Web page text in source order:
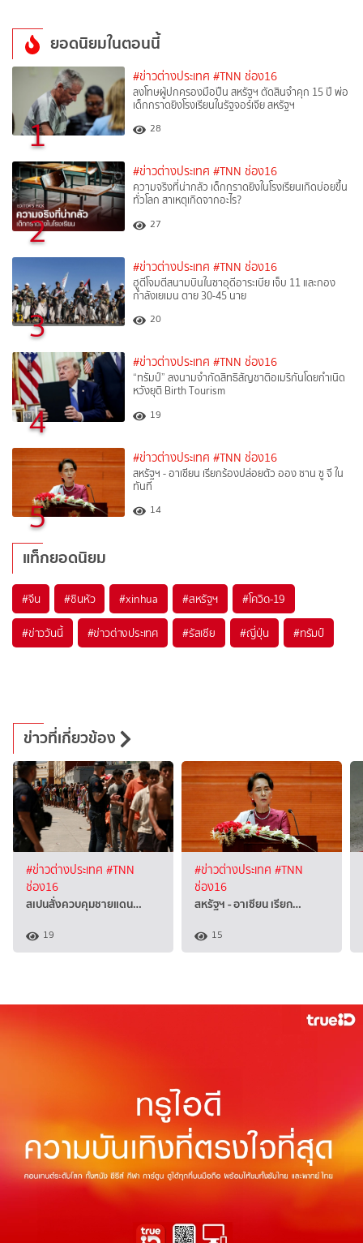
ยอดนิยมในตอนนี้
1
#ข่าวต่างประเทศ #TNN ช่อง16
ลงโทษผู้ปกครองมือปืน สหรัฐฯ ตัดสินจำคุก 15 ปี พ่อ
เด็กกราดยิงโรงเรียนในรัฐจอร์เจีย สหรัฐฯ
28
2
#ข่าวต่างประเทศ #TNN ช่อง16
ความจริงที่น่ากลัว เด็กกราดยิงในโรงเรียนเกิดบ่อยขึ้น
ทั่วโลก สาเหตุเกิดจากอะไร?
27
3
#ข่าวต่างประเทศ #TNN ช่อง16
ฮูตีโจมตีสนามบินในซาอุดีอาระเบีย เจ็บ 11 และกอง
กำลังเยเมน ตาย 30-45 นาย
20
4
#ข่าวต่างประเทศ #TNN ช่อง16
“ทรัมป์” ลงนามจำกัดสิทธิสัญชาติอเมริกันโดยกำเนิด
หวังยุติ Birth Tourism
19
5
#ข่าวต่างประเทศ #TNN ช่อง16
สหรัฐฯ - อาเซียน เรียกร้องปล่อยตัว ออง ซาน ซู จี ใน
ทันที
14
แท็กยอดนิยม
#จีน #ซินหัว #xinhua #สหรัฐฯ #โควิด-19
#ข่าววันนี้ #ข่าวต่างประเทศ #รัสเซีย #ญี่ปุ่น #ทรัมป์
ข่าวที่เกี่ยวข้อง
#ข่าวต่างประเทศ #TNN
ช่อง16
สเปนสั่งควบคุมชายแดน…
19
#ข่าวต่างประเทศ #TNN
ช่อง16
สหรัฐฯ - อาเซียน เรียก…
15